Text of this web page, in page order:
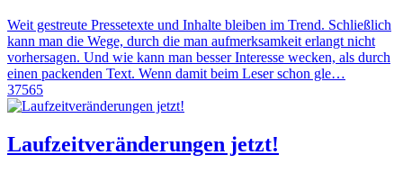
Weit gestreute Pressetexte und Inhalte bleiben im Trend. Schließlich
kann man die Wege, durch die man aufmerksamkeit erlangt nicht
vorhersagen. Und wie kann man besser Interesse wecken, als durch
einen packenden Text. Wenn damit beim Leser schon gle…
37565
Laufzeitveränderungen jetzt!